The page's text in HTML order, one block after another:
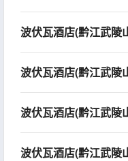
波伏瓦酒店(黔江武陵
波伏瓦酒店(黔江武陵
波伏瓦酒店(黔江武陵
波伏瓦酒店(黔江武陵